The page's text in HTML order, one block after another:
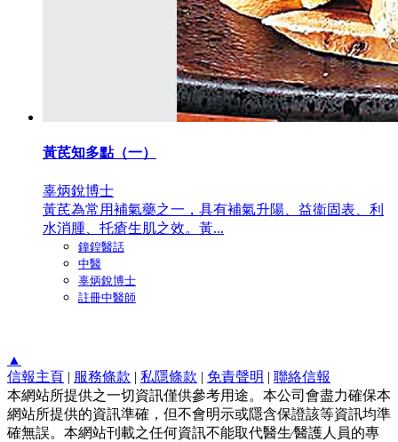
黃芪知多點（一）
辜炳銳博士
黃芪為常用補氣藥之一，具有補氣升陽、益衞固表、利
水消腫、托瘡生肌之效。黃...
鐘鍠醫話
中醫
辜炳銳博士
註冊中醫師
▲
信報主頁 | 服務條款 | 私隱條款 | 免責聲明 | 聯絡信報
本網站所提供之一切資訊僅供參考用途。本公司會盡力確保本
網站所提供的資訊準確，但不會明示或隱含保證該等資訊均準
確無誤。本網站刊載之任何資訊不能取代醫生∕醫護人員的專